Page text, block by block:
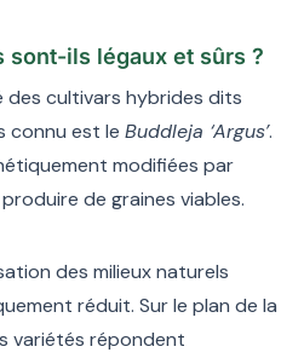
sont-ils légaux et sûrs ?
cultivars hybrides dits
connu est le Buddleja ‘Argus’.
modifiées par
de graines viables.
des milieux naturels
réduit. Sur le plan de la
variétés répondent